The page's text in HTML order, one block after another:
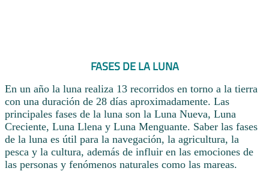
FASES DE LA LUNA
En un año la luna realiza 13 recorridos en torno a la tierra
con una duración de 28 días aproximadamente. Las
principales fases de la luna son la Luna Nueva, Luna
Creciente, Luna Llena y Luna Menguante. Saber las fases
de la luna es útil para la navegación, la agricultura, la
pesca y la cultura, además de influir en las emociones de
las personas y fenómenos naturales como las mareas.